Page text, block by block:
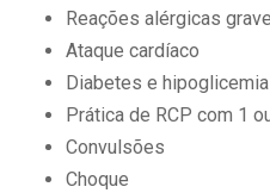
Reações alérgicas
Ataque cardíaco
Diabetes e hipoglicemia
Prática de RCP com 1
Convulsões
Choque